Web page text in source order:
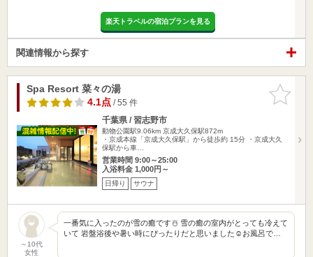
楽天トラベルの宿泊プランを見る
関連情報から探す
お気に入
りに追加
Spa Resort 菜々の湯
4.1点/ 55 件
千葉県 / 習志野市
動物公園駅9.06km 京成大久保駅872m
・京成本線「京成大久保駅」から徒歩約 15分 ・京成大久
保駅から車…
営業時間 9:00～25:00
入浴料金 1,000円～
日帰り サウナ
～10代
女性
一番気に入ったのが雪の癒です☃️ 雪の癒の室内がとっても冷えて
いて 岩盤浴後や暑い時にぴったりだと思いました☺️お風呂で…